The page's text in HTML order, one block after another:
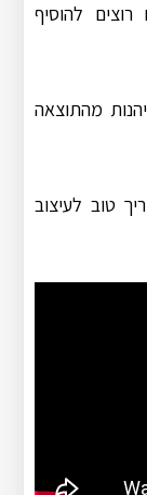
להוסיף
מהתוצאה
טוב לעיצוב